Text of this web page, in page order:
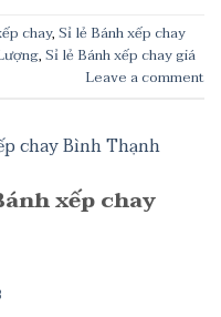
chay,Sỉ lẻ Bánh xếp chay
,Sỉ lẻ Bánh xếp chay giá
Leave a comment
xếp chay